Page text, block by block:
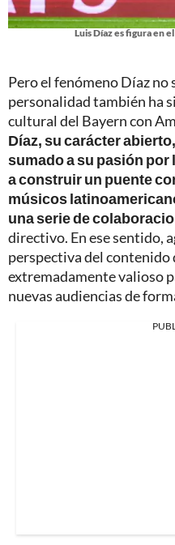
Luis Díaz es figura en
Pero el fenómeno Díaz no
personalidad también ha
cultural del Bayern con
Díaz, su carácter
sumado a su pasión por
a construir un puente
músicos
una serie de
directivo. En ese sentido,
perspectiva del
extremadamente valioso
nuevas audiencias de